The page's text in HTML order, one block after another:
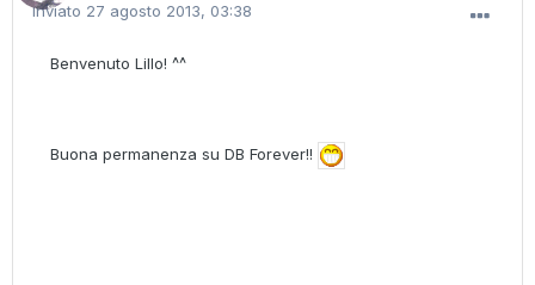
Inviato 27 agosto 2013, 03:38
Benvenuto Lillo! ^^
Buona permanenza su DB Forever!!